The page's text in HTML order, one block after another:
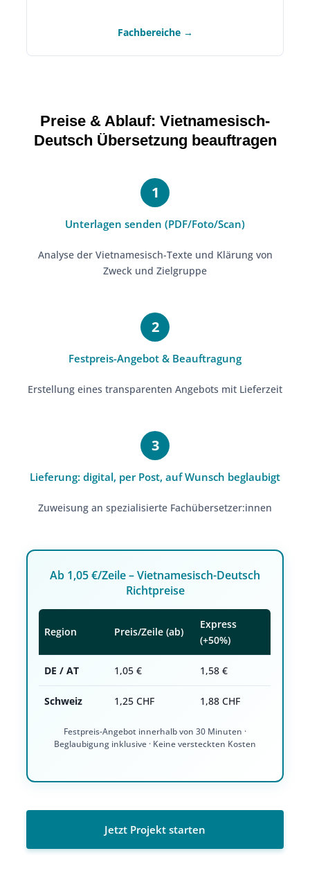
Fachbereiche →
Preise & Ablauf: Vietnamesisch-
Deutsch Übersetzung beauftragen
Unterlagen senden (PDF/Foto/Scan)
Analyse der Vietnamesisch-Texte und Klärung von
Zweck und Zielgruppe
Festpreis-Angebot & Beauftragung
Erstellung eines transparenten Angebots mit Lieferzeit
Lieferung: digital, per Post, auf Wunsch beglaubigt
Zuweisung an spezialisierte Fachübersetzer:innen
Ab 1,05 €/Zeile – Vietnamesisch-Deutsch
Richtpreise
Region Preis/Zeile (ab)
Express
(+50%)
DE / AT 1,05 € 1,58 €
Schweiz 1,25 CHF 1,88 CHF
Festpreis-Angebot innerhalb von 30 Minuten ·
Beglaubigung inklusive · Keine versteckten Kosten
Jetzt Projekt starten